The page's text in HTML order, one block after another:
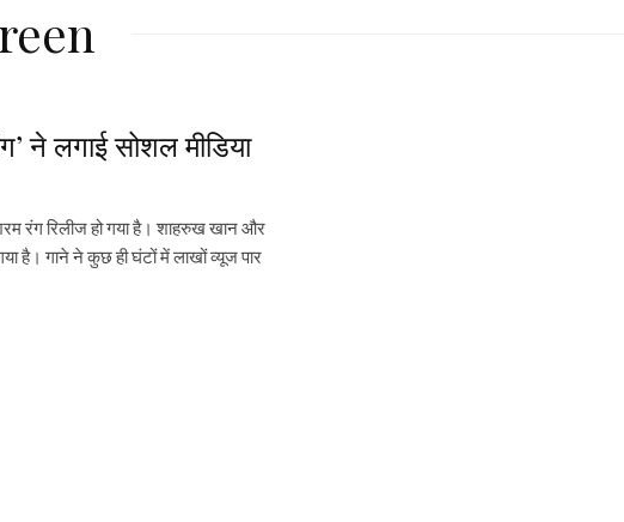
ने लगाई सोशल मीडिया
रंग रिलीज हो गया है। शाहरुख खान और
है। गाने ने कुछ ही घंटों में लाखों व्यूज पार